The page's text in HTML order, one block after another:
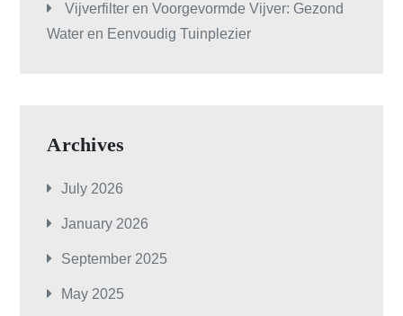
Vijverfilter en Voorgevormde Vijver: Gezond
Water en Eenvoudig Tuinplezier
Archives
July 2026
January 2026
September 2025
May 2025